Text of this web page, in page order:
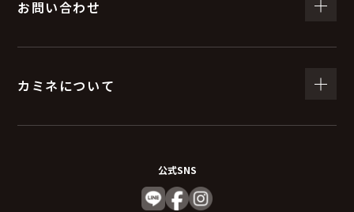
お問い合わせ
カミネについて
公式SNS